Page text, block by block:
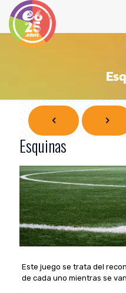
Esquinas
Este juego se trata del
de cada uno mientras se